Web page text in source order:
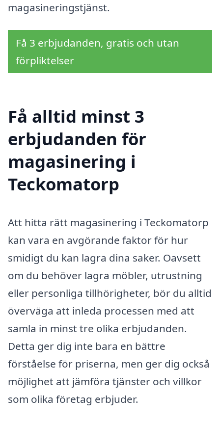
magasineringstjänst.
Få 3 erbjudanden, gratis och utan
förpliktelser
Få alltid minst 3
erbjudanden för
magasinering i
Teckomatorp
Att hitta rätt magasinering i Teckomatorp
kan vara en avgörande faktor för hur
smidigt du kan lagra dina saker. Oavsett
om du behöver lagra möbler, utrustning
eller personliga tillhörigheter, bör du alltid
överväga att inleda processen med att
samla in minst tre olika erbjudanden.
Detta ger dig inte bara en bättre
förståelse för priserna, men ger dig också
möjlighet att jämföra tjänster och villkor
som olika företag erbjuder.